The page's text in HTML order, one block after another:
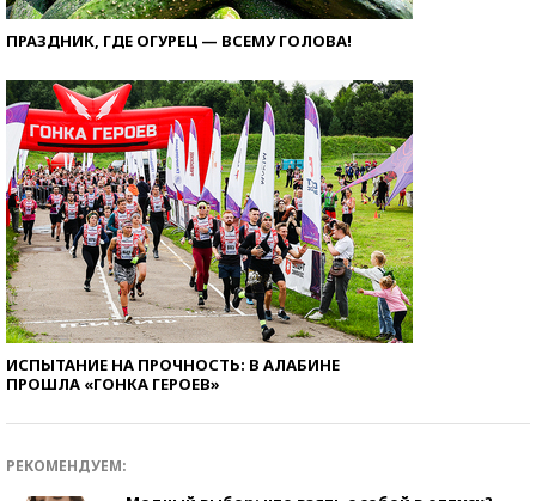
ПРАЗДНИК, ГДЕ ОГУРЕЦ — ВСЕМУ ГОЛОВА!
ИСПЫТАНИЕ НА ПРОЧНОСТЬ: В АЛАБИНЕ
ПРОШЛА «ГОНКА ГЕРОЕВ»
РЕКОМЕНДУЕМ: